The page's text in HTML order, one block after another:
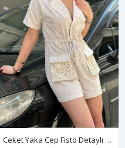
Ceket Yaka Cep Fisto Detaylı Keten Tulum-Krem